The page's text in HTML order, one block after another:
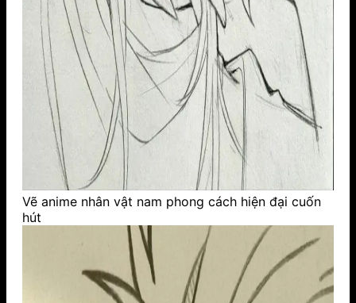
Vẽ anime nhân vật nam phong cách hiện đại cuốn
hút